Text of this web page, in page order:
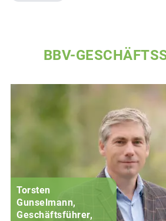
BBV-
Torsten
Gunselmann,
Geschäftsführer,